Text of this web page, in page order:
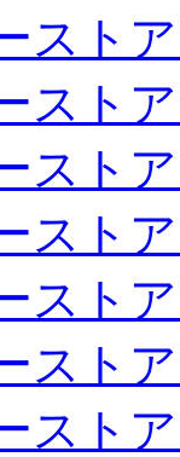
スト
スト
スト
スト
スト
スト
スト